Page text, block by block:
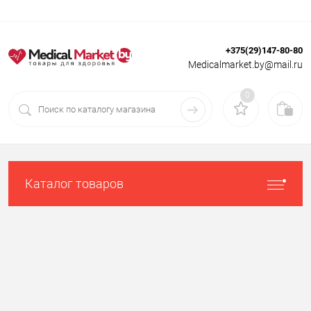
Вход Регистрация
+375(29)147-80-80
Medicalmarket.by@mail.ru
0
Каталог товаров